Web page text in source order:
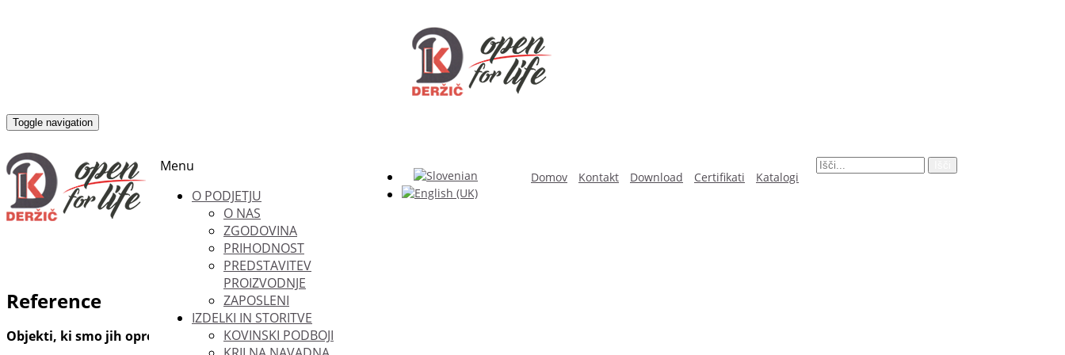
Toggle navigation
Katalogi
Certifikati
Download
Kontakt
Domov
Menu
O PODJETJU
O NAS
ZGODOVINA
PRIHODNOST
PREDSTAVITEV
PROIZVODNJE
ZAPOSLENI
IZDELKI IN STORITVE
KOVINSKI PODBOJI
Reference
Objekti, ki smo jih opremili z našimi izdelki